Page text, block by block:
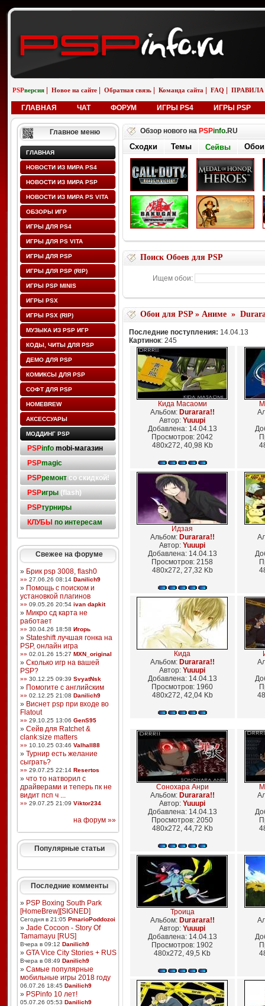
PSPверсия Новое на сайте Обратная связь Команда сайта FAQ ПРАВИЛА
ГЛАВНАЯ ЧАТ ФОРУМ ИГРЫ PS4 ИГРЫ PSP
Главное меню
ГЛАВНАЯ
НОВОСТИ ИЗ МИРА PS4
НОВОСТИ ИЗ МИРА PSP
НОВОСТИ ИЗ МИРА PS VITA
ОБЗОРЫ ИГР
ИГРЫ ДЛЯ PS4
ИГРЫ ДЛЯ PS VITA
ИГРЫ ДЛЯ PSP
ИГРЫ ДЛЯ PSP (RIP)
ИГРЫ PSP MINIS
ИГРЫ PSX
ИГРЫ PSX (RIP)
МУЗЫКА ИЗ PSP ИГР
КОДЫ, ЧИТЫ ДЛЯ PSP
ДЕМО ДЛЯ PSP
КОМИКСЫ ДЛЯ PSP
СОФТ ДЛЯ PSP
HOMEBREW
АКСЕССУАРЫ
МОДДИНГ PSP
PSPinfo mobi-магазин
PSPmagic
PSPремонтсо скидкой!
PSPигры(flash)
PSPтурниры
КЛУБЫ по интересам
Свежее на форуме
» Брик psp 3008, flash0
»» 27.06.26 08:14 Danilich9
» Помощь с поиском и
установкой плагинов
»» 09.05.26 20:54 ivan dapkit
» Микро сд карта не
работает
»» 30.04.26 18:58 Игорь
» Stateshift лучшая гонка на
PSP, онлайн игра
»» 02.01.26 15:27 MXN_original
» Сколько игр на вашей
PSP?
»» 30.12.25 09:39 SvyatNsk
» Помогите с английским
»» 02.12.25 21:08 Danilich9
» Виснет psp при входе во
Flatout
»» 29.10.25 13:06 GenS95
» Сейв для Ratchet &
clank:size matters
»» 10.10.25 03:46 Valhall88
» Турнир есть желание
сыграть?
»» 29.07.25 22:14 Resertos
» что то натворил с
драйверами и теперь пк не
видит псп ч ...
»» 29.07.25 21:09 Viktor234
на форум »»
Популярные статьи
Последние комменты
» PSP Boxing South Park
[HomeBrew][SIGNED]
Сегодня в 21:05 PmarioPoddozoi
» Jade Cocoon - Story Of
Tamamayu [RUS]
Вчера в 09:12 Danilich9
» GTA Vice City Stories + RUS
Вчера в 08:49 Danilich9
» Самые популярные
мобильные игры 2018 году
06.07.26 18:45 Danilich9
» PSPinfo 10 лет!
05.07.26 05:53 Danilich9
Обзор нового на PSPinfo.RU
Сходки Темы Сейвы Обои
Поиск Обоев для PSP
Ищем обои:
Обои для PSP» Аниме»
Последние поступления: 14.04.13
Картинок: 245
Кида Масаоми
Альбом: Durarara!!
Автор: Yuuupi
Добавлена: 14.04.13
Просмотров: 2042
480x272, 40,98 Kb
Идзая
Альбом: Durarara!!
Автор: Yuuupi
Добавлена: 14.04.13
Просмотров: 2158
480x272, 27,32 Kb
Кида
Альбом: Durarara!!
Автор: Yuuupi
Добавлена: 14.04.13
Просмотров: 1960
480x272, 42,04 Kb
Сонохара Анри
Альбом: Durarara!!
Автор: Yuuupi
Добавлена: 14.04.13
Просмотров: 2050
480x272, 44,72 Kb
Троица
Альбом: Durarara!!
Автор: Yuuupi
Добавлена: 14.04.13
Просмотров: 1902
480x272, 49,5 Kb